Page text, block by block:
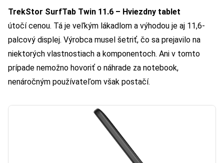
TrekStor SurfTab Twin 11.6 – Hviezdny tablet
útočí cenou. Tá je veľkým lákadlom a výhodou je aj 11,6-
palcový displej. Výrobca musel šetriť, čo sa prejavilo na
niektorých vlastnostiach a komponentoch. Ani v tomto
prípade nemožno hovoriť o náhrade za notebook,
nenáročným používateľom však postačí.